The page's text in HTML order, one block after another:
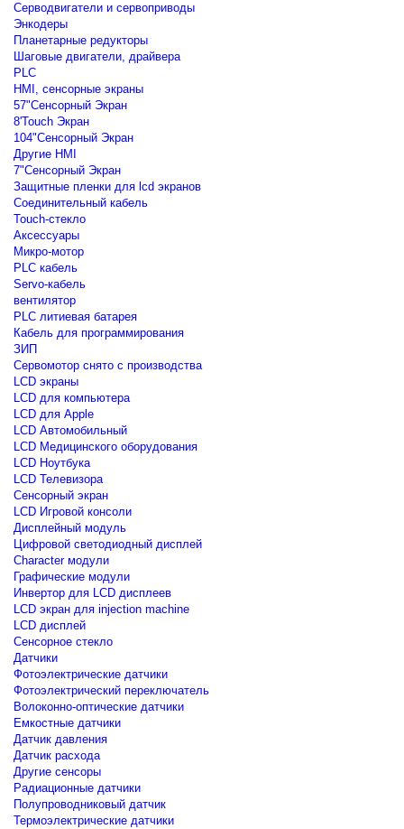
Серводвигатели и сервоприводы
Энкодеры
Планетарные редукторы
Шаговые двигатели, драйвера
PLC
HMI, сенсорные экраны
57"Сенсорный Экран
8'Touch Экран
104"Сенсорный Экран
Другие HMI
7"Сенсорный Экран
Защитные пленки для lcd экранов
Соединительный кабель
Touch-стекло
Аксессуары
Микро-мотор
PLC кабель
Servo-кабель
вентилятор
PLC литиевая батарея
Кабель для программирования
ЗИП
Сервомотор снято с производства
LCD экраны
LCD для компьютера
LCD для Apple
LCD Автомобильный
LCD Медицинского оборудования
LCD Ноутбука
LCD Телевизора
Сенсорный экран
LCD Игровой консоли
Дисплейный модуль
Цифровой светодиодный дисплей
Сharacter модули
Графические модули
Инвертор для LCD дисплеев
LCD экран для injection machine
LCD дисплей
Сенсорное стекло
Датчики
Фотоэлектрические датчики
Фотоэлектрический переключатель
Волоконно-оптические датчики
Емкостные датчики
Датчик давления
Датчик расхода
Другие сенсоры
Радиационные датчики
Полупроводниковый датчик
Термоэлектрические датчики